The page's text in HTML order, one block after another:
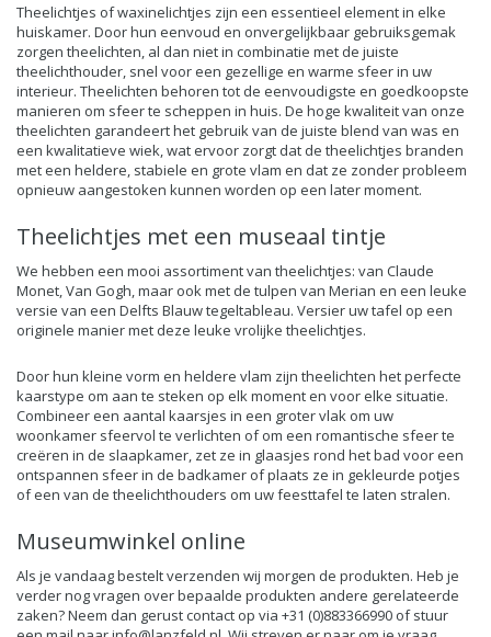
Theelichtjes of waxinelichtjes zijn een essentieel element in elke
huiskamer. Door hun eenvoud en onvergelijkbaar gebruiksgemak
zorgen theelichten, al dan niet in combinatie met de juiste
theelichthouder, snel voor een gezellige en warme sfeer in uw
interieur. Theelichten behoren tot de eenvoudigste en goedkoopste
manieren om sfeer te scheppen in huis. De hoge kwaliteit van onze
theelichten garandeert het gebruik van de juiste blend van was en
een kwalitatieve wiek, wat ervoor zorgt dat de theelichtjes branden
met een heldere, stabiele en grote vlam en dat ze zonder probleem
opnieuw aangestoken kunnen worden op een later moment.
Theelichtjes met een museaal tintje
We hebben een mooi assortiment van theelichtjes: van Claude
Monet, Van Gogh, maar ook met de tulpen van Merian en een leuke
versie van een Delfts Blauw tegeltableau. Versier uw tafel op een
originele manier met deze leuke vrolijke theelichtjes.
Door hun kleine vorm en heldere vlam zijn theelichten het perfecte
kaarstype om aan te steken op elk moment en voor elke situatie.
Combineer een aantal kaarsjes in een groter vlak om uw
woonkamer sfeervol te verlichten of om een romantische sfeer te
creëren in de slaapkamer, zet ze in glaasjes rond het bad voor een
ontspannen sfeer in de badkamer of plaats ze in gekleurde potjes
of een van de theelichthouders om uw feesttafel te laten stralen.
Museumwinkel online
Als je vandaag bestelt verzenden wij morgen de produkten. Heb je
verder nog vragen over bepaalde produkten andere gerelateerde
zaken? Neem dan gerust contact op via +31 (0)883366990 of stuur